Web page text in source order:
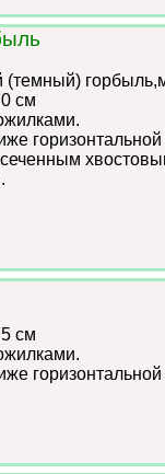
(темный)
см
см